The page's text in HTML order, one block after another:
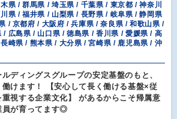
県 / 群馬県 / 埼玉県 / 千葉県 / 東京都 / 神奈川
県 / 福井県 / 山梨県 / 長野県 / 岐阜県 / 静岡県
/ 京都府 / 大阪府 / 兵庫県 / 奈良県 / 和歌山県 /
/ 広島県 / 山口県 / 徳島県 / 香川県 / 愛媛県 / 高
崎県 / 熊本県 / 大分県 / 宮崎県 / 鹿児島県 / 沖
ディングスグループの安定基盤のもと、
働けます！ 【安心して長く働ける基盤×従
視する企業文化】 があるからこそ帰属意
員が育ってます◎